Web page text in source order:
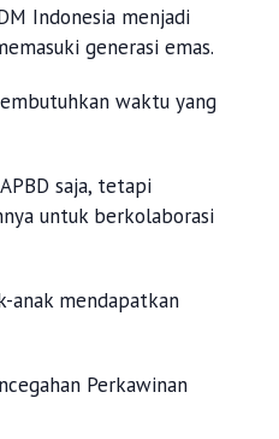
Indonesia menjadi
generasi emas.
waktu yang
saja, tetapi
untuk berkolaborasi
anak mendapatkan
Perkawinan